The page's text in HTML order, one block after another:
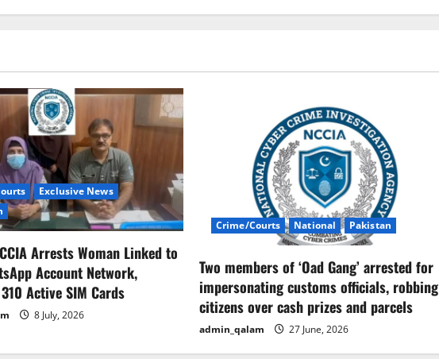
Exclusive News
Arrests Woman Linked to
Account Network,
Active SIM Cards
8 July, 2026
Crime/Courts National Pakistan
Two members of ‘Oad Gang’ arrested for
impersonating customs officials, robbing
citizens over cash prizes and parcels
admin_qalam 27 June, 2026